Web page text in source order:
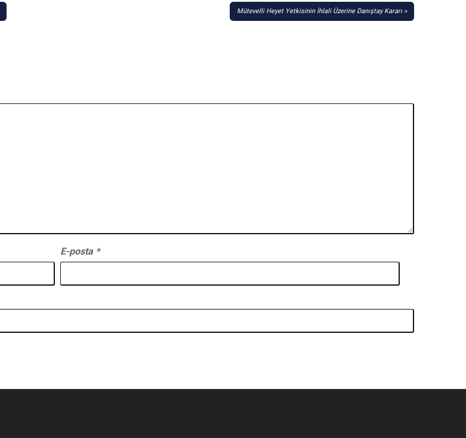
Mütevelli Heyet Yetkisinin İhlali Üzerine Danıştay Kararı
E-posta *